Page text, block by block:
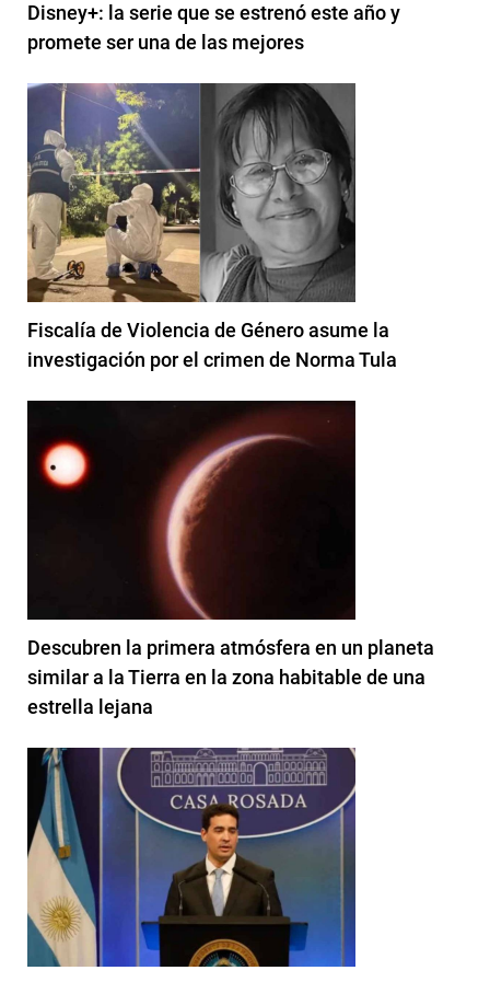
Disney+: la serie que se estrenó este año y
promete ser una de las mejores
Fiscalía de Violencia de Género asume la
investigación por el crimen de Norma Tula
Descubren la primera atmósfera en un planeta
similar a la Tierra en la zona habitable de una
estrella lejana